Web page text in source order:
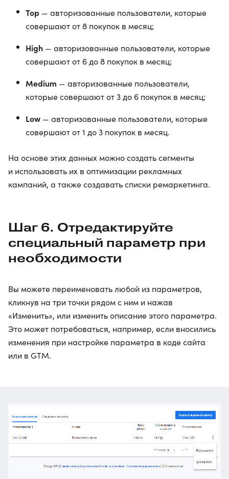
Top — авторизованные пользователи, которые
совершают от 8 покупок в месяц;
High — авторизованные пользователи, которые
совершают от 6 до 8 покупок в месяц;
Medium — авторизованные пользователи,
которые совершают от 3 до 6 покупок в месяц;
Low — авторизованные пользователи, которые
совершают от 1 до 3 покупок в месяц.
На основе этих данных можно создать сегменты
и использовать их в оптимизации рекламных
кампаний, а также создавать списки ремаркетинга.
Шаг 6. Отредактируйте
специальный параметр при
необходимости
Вы можете переименовать любой из параметров,
кликнув на три точки рядом с ним и нажав
«Изменить», или изменить описание этого параметра.
Это может потребоваться, например, если вносились
изменения при настройке параметра в коде сайта
или в GTM.